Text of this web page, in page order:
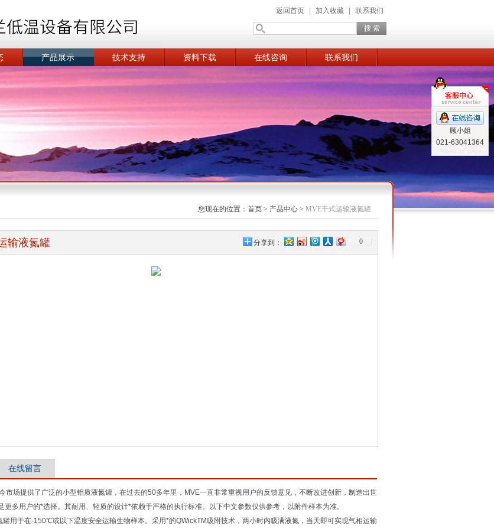
返回首页 加入收藏 联系我们
产品展示 技术支持 资料下载 在线咨询 联系我们
您现在的位置： 首页 > 产品中心 > MVE干式运输液氮罐
输液氮罐 分享到： 0
在线留言
市场提供了广泛的小型铝质液氮罐，在过去的50多年里，MVE一直非常重视用户的反馈意见，不断改进创新，制造出世
更多用户的*选择。其耐用、轻质的设计*依赖于严格的执行标准。以下中文参数仅供参考，以附件样本为准。
用于在-150℃或以下温度安全运输生物样本。采用*的QWickTM吸附技术，两小时内吸满液氮，当天即可实现气相运输
顾小姐
021-63041364